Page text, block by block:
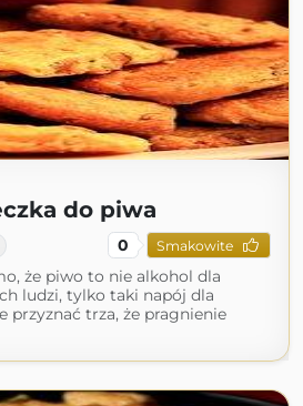
do piwa
0 Smakowite
że piwo to nie alkohol dla
ludzi, tylko taki napój dla
przyznać trza, że pragnienie